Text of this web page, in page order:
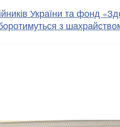
України та фонд
з